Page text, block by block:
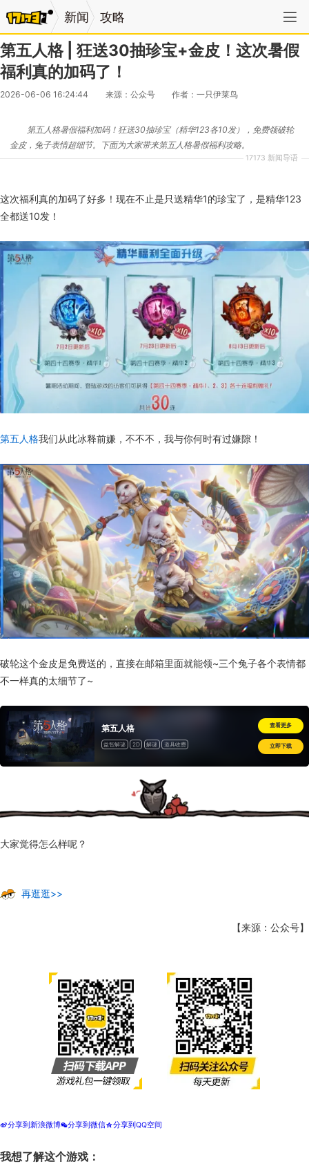
新闻 攻略
第五人格 | 狂送30抽珍宝+金皮！这次暑假
福利真的加码了！
2026-06-06 16:24:44 来源：公众号 作者：一只伊莱鸟
17173 新闻导语
第五人格暑假福利加码！狂送30抽珍宝（精华123各10发），免费领破轮
金皮，兔子表情超细节。下面为大家带来第五人格暑假福利攻略。
这次福利真的加码了好多！现在不止是只送精华1的珍宝了，是精华123
全都送10发！
第五人格我们从此冰释前嫌，不不不，我与你何时有过嫌隙！
破轮这个金皮是免费送的，直接在邮箱里面就能领~三个兔子各个表情都
不一样真的太细节了~
第五人格
益智解谜 2D 解谜 道具收费
查看更多
立即下载
大家觉得怎么样呢？
再逛逛>>
【来源：公众号】
t分享到新浪微博w分享到微信z分享到QQ空间
我想了解这个游戏：